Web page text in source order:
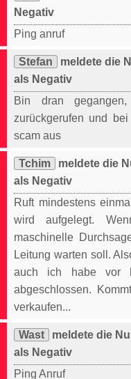
Negativ
Ping anruf
Stefan
meldete die
als Negativ
Bin dran
zurückgerufen und
scam aus
Tchim
meldete die
als Negativ
Ruft mindestens
wird aufgelegt.
maschinelle
Leitung warten soll.
auch ich habe vor
abgeschlossen.
verkaufen...
Wast
meldete die
als Negativ
Ping Anruf